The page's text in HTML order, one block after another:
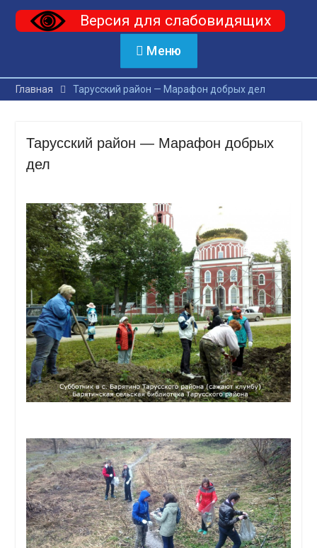
Версия для слабовидящих
Меню
Главная Тарусский район — Марафон добрых дел
Тарусский район — Марафон добрых
дел